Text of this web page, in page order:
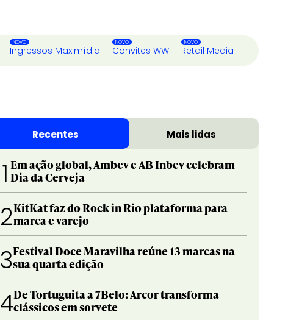
Ingressos Maximídia Convites WW Retail Media
Recentes Mais lidas
1 Em ação global, Ambev e AB Inbev celebram
Dia da Cerveja
2KitKat faz do Rock in Rio plataforma para
marca e varejo
3Festival Doce Maravilha reúne 13 marcas na
sua quarta edição
4De Tortuguita a 7Belo: Arcor transforma
clássicos em sorvete